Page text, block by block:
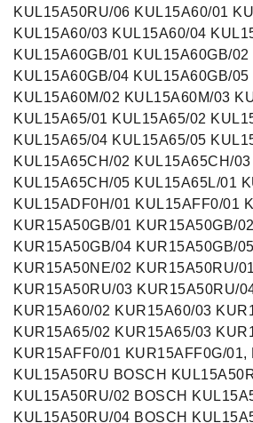
KUL15A50RU/06 KUL15A60/01
KUL15A60/03 KUL15A60/04
KUL15A60GB/01 KUL15A60GB/
KUL15A60GB/04 KUL15A60GB/
KUL15A60M/02 KUL15A60M/03
KUL15A65/01 KUL15A65/02
KUL15A65/04 KUL15A65/05
KUL15A65CH/02 KUL15A65CH/
KUL15A65CH/05 KUL15A65L/01
KUL15ADF0H/01 KUL15AFF0/01
KUR15A50GB/01 KUR15A50GB/
KUR15A50GB/04 KUR15A50GB/
KUR15A50NE/02 KUR15A50RU/
KUR15A50RU/03 KUR15A50RU/
KUR15A60/02 KUR15A60/03
KUR15A65/02 KUR15A65/03
KUR15AFF0/01 KUR15AFF0G/01,
KUL15A50RU BOSCH
KUL15A50RU/02 BOSCH
KUL15A50RU/04 BOSCH